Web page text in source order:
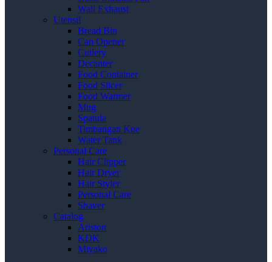
Wall Exhaust
Utensil
Bread Bin
Can Opener
Cutlery
Decanter
Food Container
Food Slicer
Food Warmer
Mug
Spatula
Timbangan Kue
Water Tank
Personal Care
Hair Clipper
Hair Dryer
Hair Styler
Personal Care
Shaver
Catalog
Ariston
KDK
Miyako